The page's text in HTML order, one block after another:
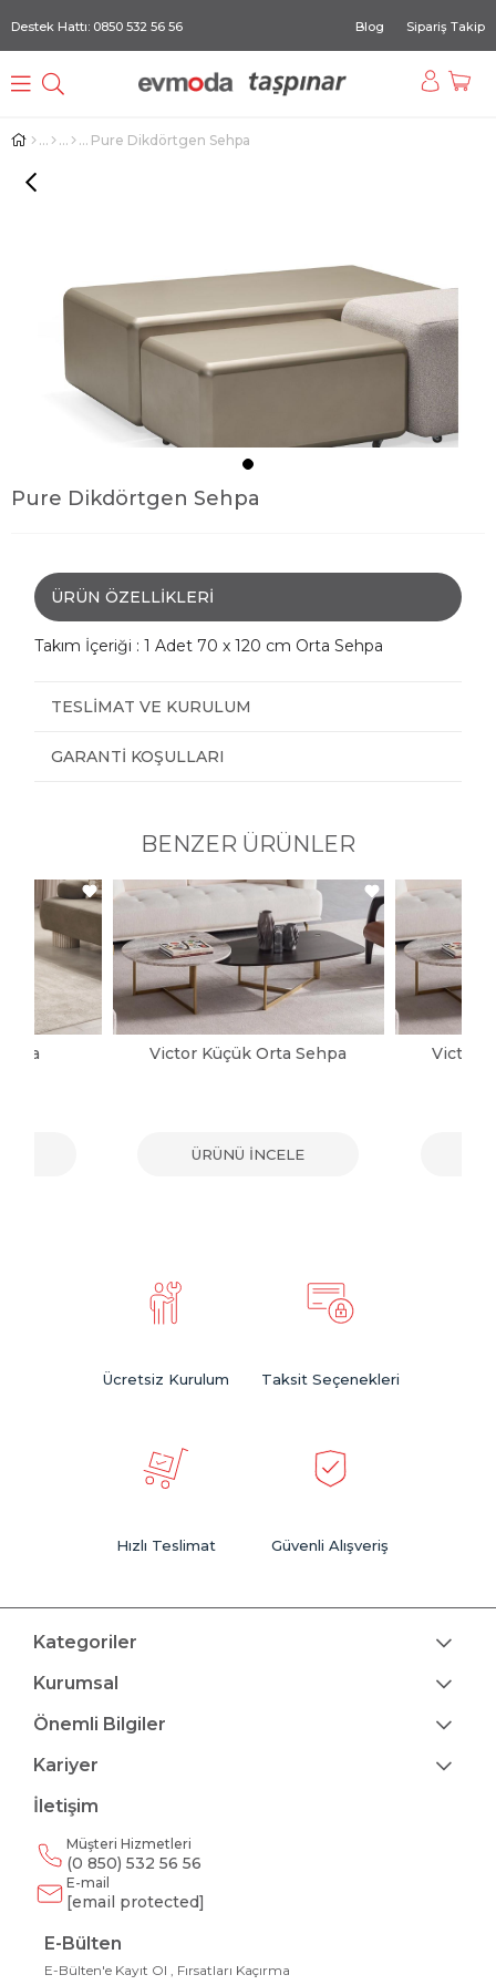
Destek Hattı: 0850 532 56 56 Blog Sipariş Takip
Pure Dikdörtgen Sehpa
Pure Dikdörtgen Sehpa
ÜRÜN ÖZELLIKLERI
Takım İçeriği : 1 Adet 70 x 120 cm Orta Sehpa
TESLIMAT VE KURULUM
GARANTI KOŞULLARI
BENZER ÜRÜNLER
Victor Küçük Orta Sehpa
ÜRÜNÜ İNCELE
Victor
Ücretsiz Kurulum Taksit Seçenekleri
Hızlı Teslimat Güvenli Alışveriş
Kategoriler
Kurumsal
Önemli Bilgiler
Kariyer
İletişim
Müşteri Hizmetleri
(0 850) 532 56 56
E-mail
[email protected]
E-Bülten
E-Bülten'e Kayıt Ol , Fırsatları Kaçırma